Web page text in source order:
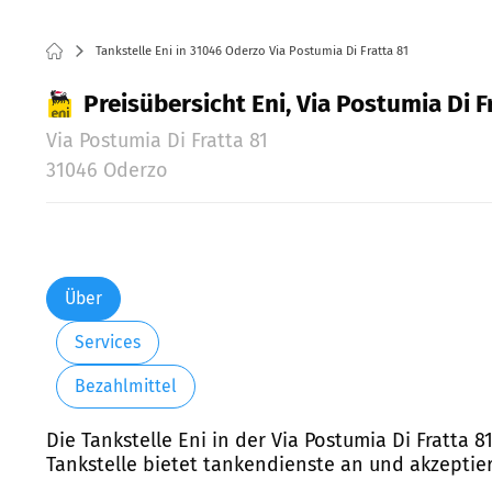
Tankstelle Eni in 31046 Oderzo Via Postumia Di Fratta 81
Preisübersicht Eni, Via Postumia Di
Via Postumia Di Fratta 81
31046 Oderzo
Über
Services
Bezahlmittel
Die Tankstelle Eni in der Via Postumia Di Fratta
Tankstelle bietet tankendienste an und